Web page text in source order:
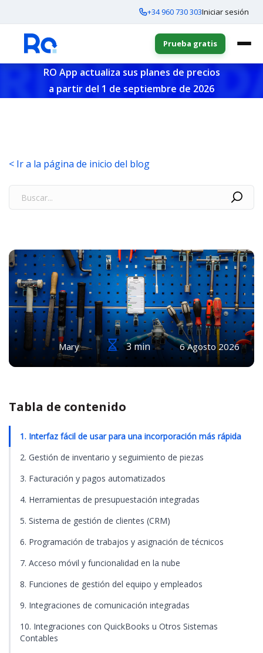
+34 960 730 303Iniciar sesión
Prueba gratis
RO App actualiza sus planes de precios
a partir del 1 de septiembre de 2026
< Ir a la página de inicio del blog
Mary 3 min 6 Agosto 2026
Tabla de contenido
1. Interfaz fácil de usar para una incorporación más rápida
2. Gestión de inventario y seguimiento de piezas
3. Facturación y pagos automatizados
4. Herramientas de presupuestación integradas
5. Sistema de gestión de clientes (CRM)
6. Programación de trabajos y asignación de técnicos
7. Acceso móvil y funcionalidad en la nube
8. Funciones de gestión del equipo y empleados
9. Integraciones de comunicación integradas
10. Integraciones con QuickBooks u Otros Sistemas
Contables